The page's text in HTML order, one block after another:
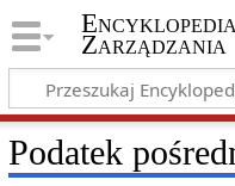
Zarządzania
Podatek